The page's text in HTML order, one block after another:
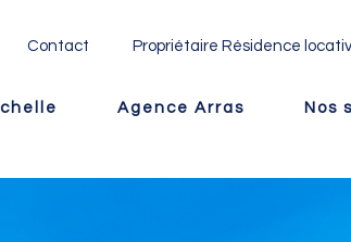
Contact Propriétaire Résidence
Agence Arras Nos